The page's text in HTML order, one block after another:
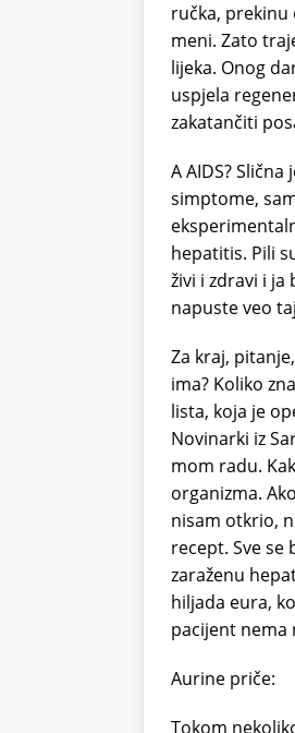
ručka, prekinu
meni. Zato
lijeka. Onog
uspjela
zakatančiti
A AIDS?
simptome,
hepatitis. Pili
živi i zdravi i
napuste veo
Za kraj,
ima? Koliko
lista, koja je
Novinarki iz
mom radu.
organizma.
nisam otkrio,
recept. Sve
zaraženu
hiljada eura,
pacijent nema
Aurine priče:
Tokom